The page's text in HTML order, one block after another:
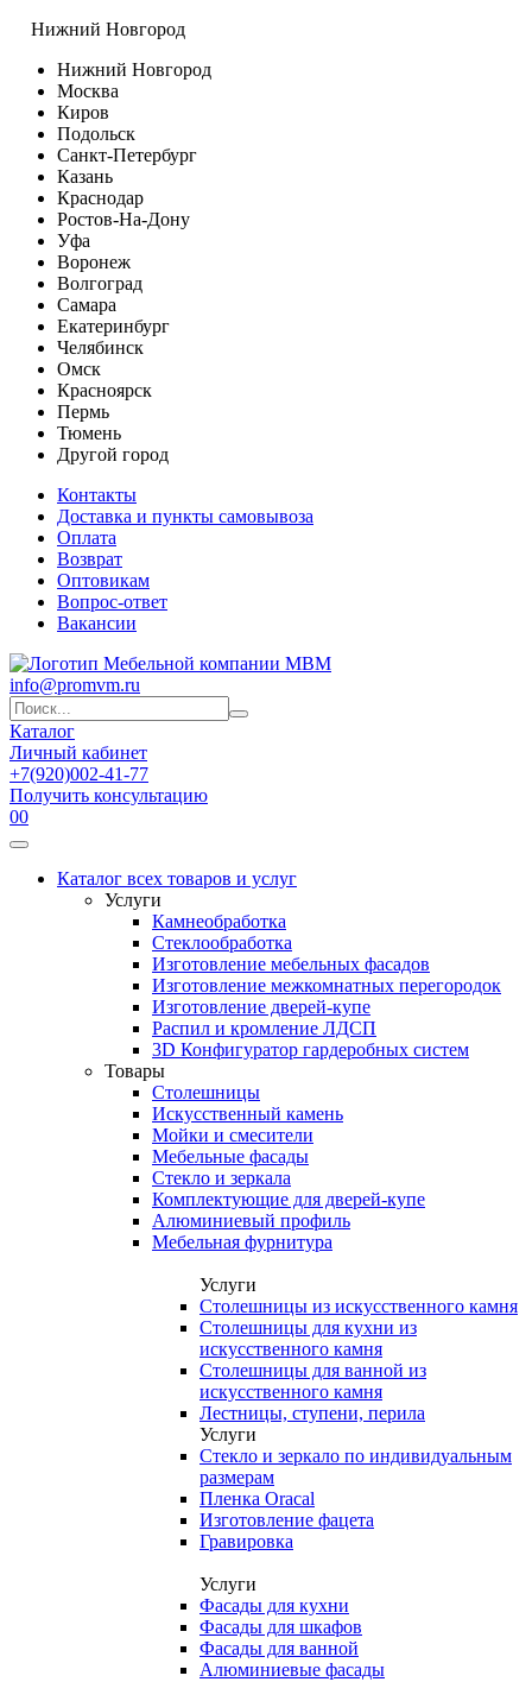
Нижний Новгород
Нижний Новгород
Москва
Киров
Подольск
Санкт-Петербург
Казань
Краснодар
Ростов-На-Дону
Уфа
Воронеж
Волгоград
Самара
Екатеринбург
Челябинск
Омск
Красноярск
Пермь
Тюмень
Другой город
Контакты
Доставка и пункты самовывоза
Оплата
Возврат
Оптовикам
Вопрос-ответ
Вакансии
info@promvm.ru
Каталог
Личный кабинет
+7(920)002-41-77
Получить консультацию
00
Каталог всех товаров и услуг
Услуги
Камнеобработка
Стеклообработка
Изготовление мебельных фасадов
Изготовление межкомнатных перегородок
Изготовление дверей-купе
Распил и кромление ЛДСП
3D Конфигуратор гардеробных систем
Товары
Столешницы
Искусственный камень
Мойки и смесители
Мебельные фасады
Стекло и зеркала
Комплектующие для дверей-купе
Алюминиевый профиль
Мебельная фурнитура
Услуги
Столешницы из искусственного камня
Столешницы для кухни из
искусственного камня
Столешницы для ванной из
искусственного камня
Лестницы, ступени, перила
Услуги
Стекло и зеркало по индивидуальным
размерам
Пленка Oracal
Изготовление фацета
Гравировка
Услуги
Фасады для кухни
Фасады для шкафов
Фасады для ванной
Алюминиевые фасады